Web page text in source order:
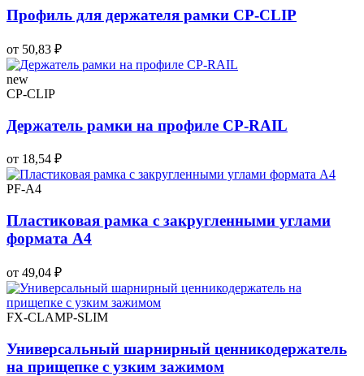
Профиль для держателя рамки CP-CLIP
от 50,83 ₽
new
CP-CLIP
Держатель рамки на профиле CP-RAIL
от 18,54 ₽
PF-A4
Пластиковая рамка с закругленными углами
формата А4
от 49,04 ₽
FX-CLAMP-SLIM
Универсальный шарнирный ценникодержатель
на прищепке с узким зажимом